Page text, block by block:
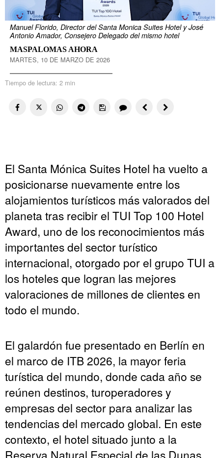
Manuel Florido, Director del Santa Monica Suites Hotel y José
Antonio Amador, Consejero Delegado del mismo hotel
MASPALOMAS AHORA
MARTES, 10 DE MARZO DE 2026
Tiempo de lectura: 2 min
El Santa Mónica Suites Hotel ha vuelto a
posicionarse nuevamente entre los
alojamientos turísticos más valorados del
planeta tras recibir el TUI Top 100 Hotel
Award, uno de los reconocimientos más
importantes del sector turístico
internacional, otorgado por el grupo TUI a
los hoteles que logran las mejores
valoraciones de millones de clientes en
todo el mundo.
El galardón fue presentado en Berlín en
el marco de ITB 2026, la mayor feria
turística del mundo, donde cada año se
reúnen destinos, turoperadores y
empresas del sector para analizar las
tendencias del mercado global. En este
contexto, el hotel situado junto a la
Reserva Natural Especial de las Dunas